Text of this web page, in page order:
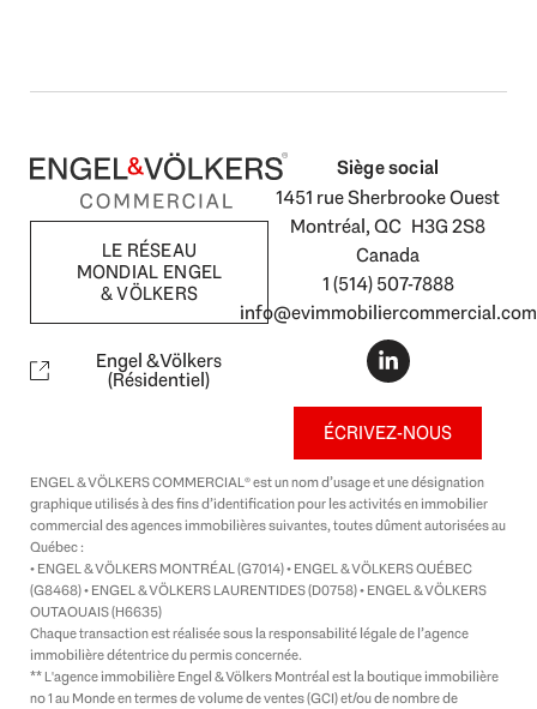
LE RÉSEAU
MONDIAL ENGEL
& VÖLKERS
Engel & Völkers
(Résidentiel)
Siège social
1451 rue Sherbrooke Ouest
Montréal, QC H3G 2S8
Canada
1 (514) 507-7888
info@evimmobiliercommercial.com
L
i
n
k
e
d
i
n
-
i
ÉCRIVEZ-NOUS
ENGEL & VÖLKERS COMMERCIAL® est un nom d’usage et une désignation
graphique utilisés à des fins d’identification pour les activités en immobilier
commercial des agences immobilières suivantes, toutes dûment autorisées au
Québec :
• ENGEL & VÖLKERS MONTRÉAL (G7014) • ENGEL & VÖLKERS QUÉBEC
(G8468) • ENGEL & VÖLKERS LAURENTIDES (D0758) • ENGEL & VÖLKERS
OUTAOUAIS (H6635)
Chaque transaction est réalisée sous la responsabilité légale de l’agence
immobilière détentrice du permis concernée.
** L'agence immobilière Engel & Völkers Montréal est la boutique immobilière
no 1 au Monde en termes de volume de ventes (GCI) et/ou de nombre de